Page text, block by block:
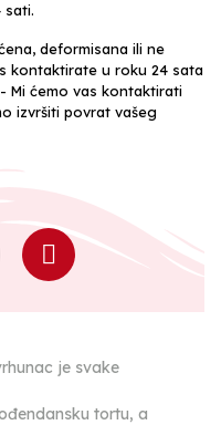
sati.
deformisana ili ne
kontaktirate u roku 24 sata
Mi ćemo vas kontaktirati
izvršiti povrat vašeg
je svake
tortu, a